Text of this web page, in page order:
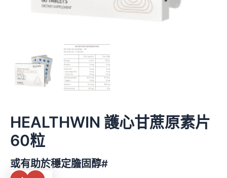
HEALTHWIN 護心甘蔗原素片
60粒
或有助於穩定膽固醇#